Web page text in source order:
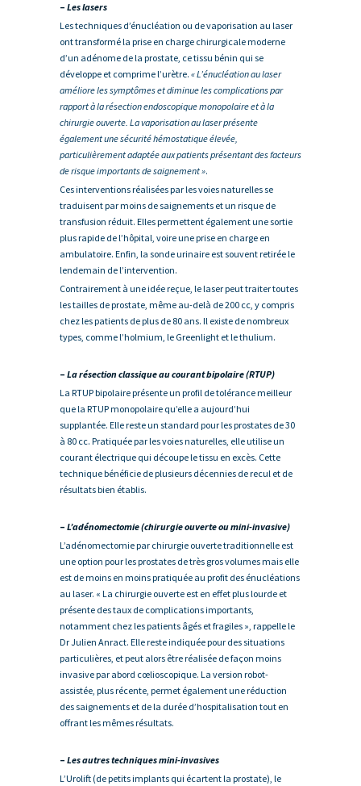
– Les lasers
Les techniques d’énucléation ou de vaporisation au laser
ont transformé la prise en charge chirurgicale moderne
d’un adénome de la prostate, ce tissu bénin qui se
développe et comprime l’urètre. « L’énucléation au laser
améliore les symptômes et diminue les complications par
rapport à la résection endoscopique monopolaire et à la
chirurgie ouverte. La vaporisation au laser présente
également une sécurité hémostatique élevée,
particulièrement adaptée aux patients présentant des facteurs
de risque importants de saignement ».
Ces interventions réalisées par les voies naturelles se
traduisent par moins de saignements et un risque de
transfusion réduit. Elles permettent également une sortie
plus rapide de l’hôpital, voire une prise en charge en
ambulatoire. Enfin, la sonde urinaire est souvent retirée le
lendemain de l’intervention.
Contrairement à une idée reçue, le laser peut traiter toutes
les tailles de prostate, même au-delà de 200 cc, y compris
chez les patients de plus de 80 ans. Il existe de nombreux
types, comme l’holmium, le Greenlight et le thulium.
– La résection classique au courant bipolaire (RTUP)
La RTUP bipolaire présente un profil de tolérance meilleur
que la RTUP monopolaire qu’elle a aujourd’hui
supplantée. Elle reste un standard pour les prostates de 30
à 80 cc. Pratiquée par les voies naturelles, elle utilise un
courant électrique qui découpe le tissu en excès. Cette
technique bénéficie de plusieurs décennies de recul et de
résultats bien établis.
– L’adénomectomie (chirurgie ouverte ou mini-invasive)
L’adénomectomie par chirurgie ouverte traditionnelle est
une option pour les prostates de très gros volumes mais elle
est de moins en moins pratiquée au profit des énucléations
au laser. « La chirurgie ouverte est en effet plus lourde et
présente des taux de complications importants,
notamment chez les patients âgés et fragiles », rappelle le
Dr Julien Anract. Elle reste indiquée pour des situations
particulières, et peut alors être réalisée de façon moins
invasive par abord cœlioscopique. La version robot-
assistée, plus récente, permet également une réduction
des saignements et de la durée d’hospitalisation tout en
offrant les mêmes résultats.
– Les autres techniques mini-invasives
L’Urolift (de petits implants qui écartent la prostate), le